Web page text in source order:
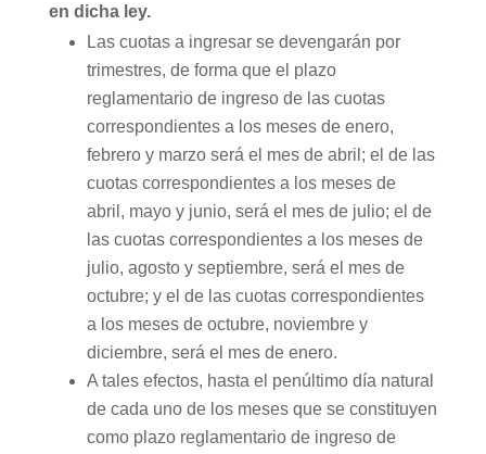
en dicha ley.
Las cuotas a ingresar se devengarán por
trimestres, de forma que el plazo
reglamentario de ingreso de las cuotas
correspondientes a los meses de enero,
febrero y marzo será el mes de abril; el de las
cuotas correspondientes a los meses de
abril, mayo y junio, será el mes de julio; el de
las cuotas correspondientes a los meses de
julio, agosto y septiembre, será el mes de
octubre; y el de las cuotas correspondientes
a los meses de octubre, noviembre y
diciembre, será el mes de enero.
A tales efectos, hasta el penúltimo día natural
de cada uno de los meses que se constituyen
como plazo reglamentario de ingreso de